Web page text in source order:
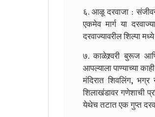
६. आळू दरवाजा :
एकमेव मार्ग या
दरवाज्यावरील शिल्पा
७. काळेश्र्वरी बुरूज
आपल्याला पाण्याच्या
मंदिरात शिवलिंग, भग्र
शिलाखंडावर गणेशाची
येथेच तटात एक गुप्त